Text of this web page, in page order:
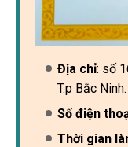
Địa chỉ: số
T.p Bắc Ninh.
Số điện
Thời gian